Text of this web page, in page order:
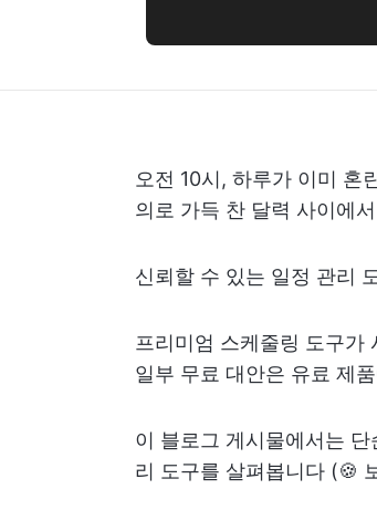
오전 10시, 하루가 이미 혼
의로 가득 찬 달력 사이에
신뢰할 수 있는 일정 관리
프리미엄 스케줄링 도구가
일부 무료 대안은 유료 제
이 블로그 게시물에서는
리 도구를 살펴봅니다 (🍪